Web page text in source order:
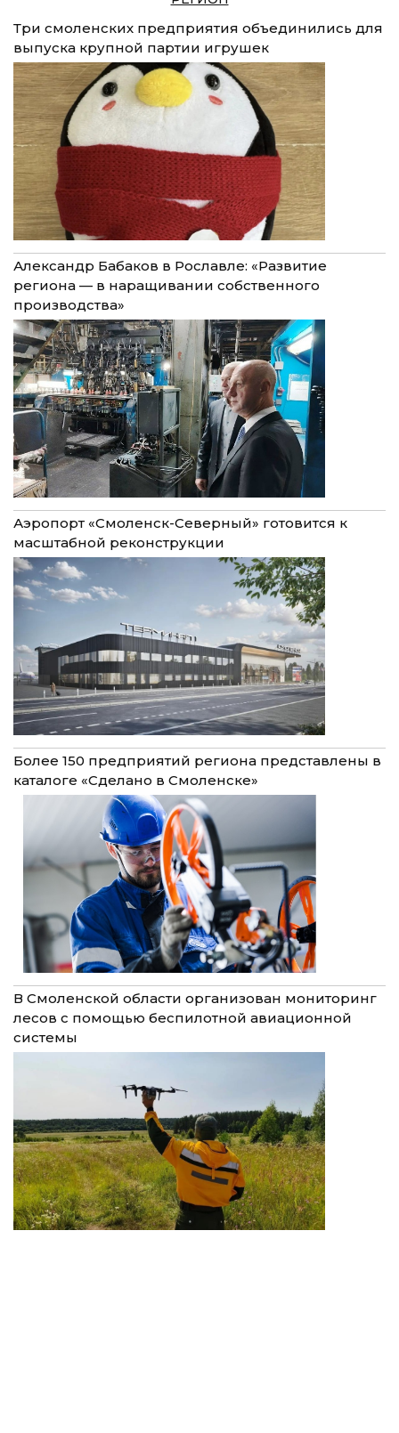
Три смоленских предприятия объединились для
выпуска крупной партии игрушек
Александр Бабаков в Рославле: «Развитие
региона — в наращивании собственного
производства»
Аэропорт «Смоленск-Северный» готовится к
масштабной реконструкции
Более 150 предприятий региона представлены в
каталоге «Сделано в Смоленске»
В Смоленской области организован мониторинг
лесов с помощью беспилотной авиационной
системы